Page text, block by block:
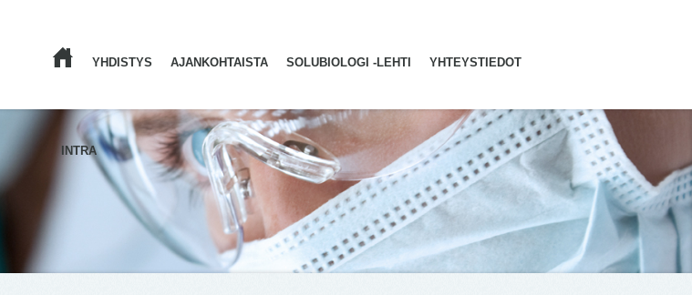
YHDISTYS AJANKOHTAISTA SOLUBIOLOGI -LEHTI YHTEYSTIEDOT
INTRA